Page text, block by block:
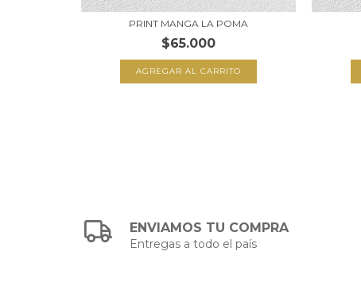
PRINT MANGA LA POMA
$65.000
AGREGAR AL CARRITO
ENVIAMOS TU COMPRA
Entregas a todo el país